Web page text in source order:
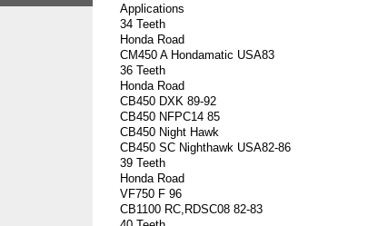
Applications
34 Teeth
Honda Road
CM450 A Hondamatic USA83
36 Teeth
Honda Road
CB450 DXK 89-92
CB450 NFPC14 85
CB450 Night Hawk
CB450 SC Nighthawk USA82-86
39 Teeth
Honda Road
VF750 F 96
CB1100 RC,RDSC08 82-83